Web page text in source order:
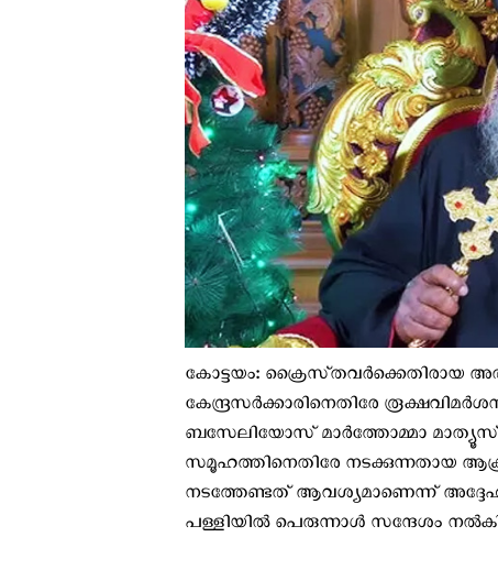
കോട്ടയം: ക്രൈസ്‌തവർക്കെതിരായ
കേന്ദ്രസർക്കാരിനെതിരേ
ബസേലിയോസ് മാർത്തോമ്മാ മാത്യൂസ്
സമൂഹത്തിനെതിരേ നടക്കുന്നതായ
നടത്തേണ്ടത് ആവശ്യമാണെന്ന്
പള്ളിയിൽ പെരുന്നാൾ സന്ദേശം